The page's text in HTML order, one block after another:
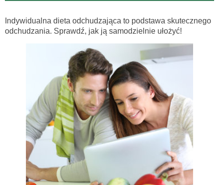
Indywidualna dieta odchudzająca to podstawa skutecznego
odchudzania. Sprawdź, jak ją samodzielnie ułożyć!